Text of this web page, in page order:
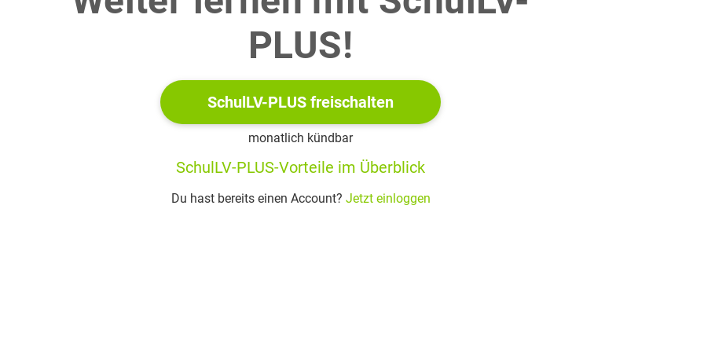
PLUS!
SchulLV-PLUS freischalten
monatlich kündbar
SchulLV-PLUS-Vorteile im Überblick
Du hast bereits einen Account? Jetzt einloggen